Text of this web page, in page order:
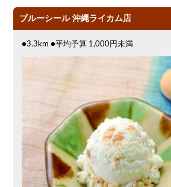
ブルーシール 沖縄ライカム店
●3.3km ●平均予算 1,000円未満